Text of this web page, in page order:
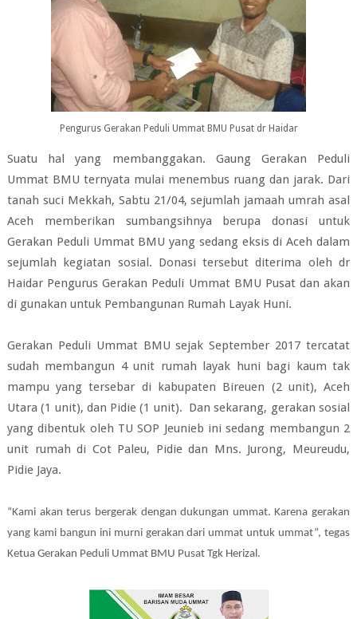
Pengurus Gerakan Peduli Ummat BMU Pusat dr Haidar
Suatu hal yang membanggakan. Gaung Gerakan Peduli
Ummat BMU ternyata mulai menembus ruang dan jarak. Dari
tanah suci Mekkah, Sabtu 21/04, sejumlah jamaah umrah asal
Aceh memberikan sumbangsihnya berupa donasi untuk
Gerakan Peduli Ummat BMU yang sedang eksis di Aceh dalam
sejumlah kegiatan sosial. Donasi tersebut diterima oleh dr
Haidar Pengurus Gerakan Peduli Ummat BMU Pusat dan akan
di gunakan untuk Pembangunan Rumah Layak Huni.
Gerakan Peduli Ummat BMU sejak September 2017 tercatat
sudah membangun 4 unit rumah layak huni bagi kaum tak
mampu yang tersebar di kabupaten Bireuen (2 unit), Aceh
Utara (1 unit), dan Pidie (1 unit). Dan sekarang, gerakan sosial
yang dibentuk oleh TU SOP Jeunieb ini sedang membangun 2
unit rumah di Cot Paleu, Pidie dan Mns. Jurong, Meureudu,
Pidie Jaya.
“Kami akan terus bergerak dengan dukungan ummat. Karena gerakan
yang kami bangun ini murni gerakan dari ummat untuk ummat”, tegas
Ketua Gerakan Peduli Ummat BMU Pusat Tgk Herizal.